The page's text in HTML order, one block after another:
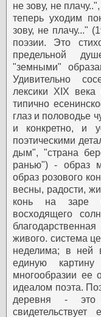
не зову, не
теперь уходим
зову, не плачу..."
поэзии. Это
предельной
"земными"
Удивительно
лексики XIX
типично
глаз и половодье
и конкретно, и
поэтическими
дым", "страна
ранью") - образ
образ розового
весны, радости,
конь на заре
восходящего
живого. система
неделима; в ней
единую
многообразии ее
идеалом поэта.
деревня -